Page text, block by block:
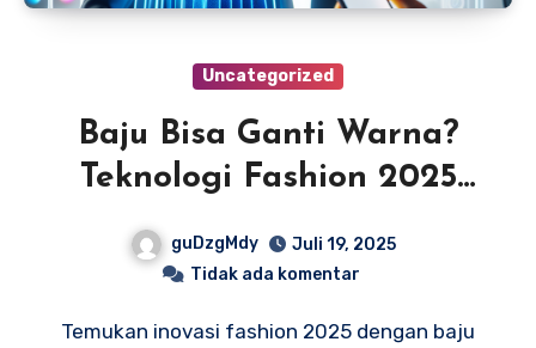
Uncategorized
Baju Bisa Ganti Warna?
Teknologi Fashion 2025
yang Bikin Kaget!
guDzgMdy
Juli 19, 2025
Tidak ada komentar
Temukan inovasi fashion 2025 dengan baju